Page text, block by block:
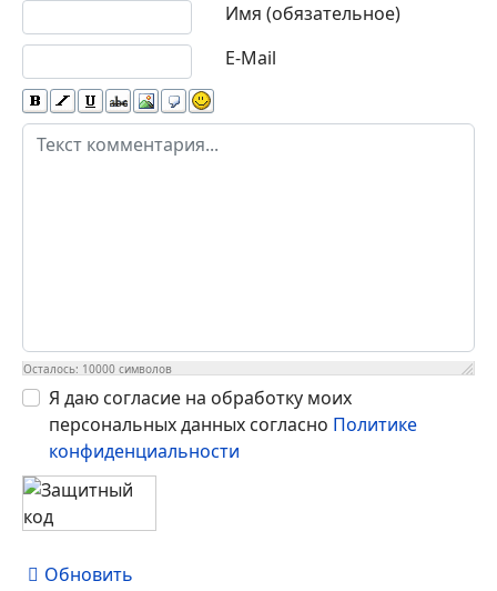
Имя (обязательное)
E-Mail
Текст комментария
Осталось: 10000 символов
Я даю согласие на обработку моих
персональных данных согласно Политике
конфиденциальности
Обновить